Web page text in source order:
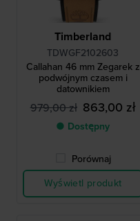
Timberland
TDWGF2102603
Callahan 46 mm Zegarek z
podwójnym czasem i
datownikiem
979,00 zł 863,00 zł
● Dostępny
Porównaj
Wyświetl produkt